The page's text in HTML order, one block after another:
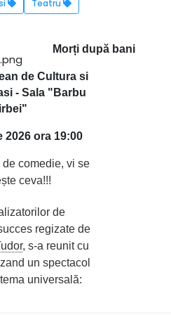
Teatru
Morți după bani
de Cultura si
- Sala "Barbu
2026 ora 19:00
comedie, vi se
ceva!!!
de
regizate de
, s-a reunit cu
un spectacol
universală: